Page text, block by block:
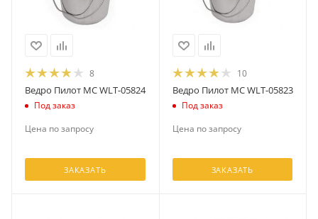
8
Ведро Пилот МС WLT-05824
Под заказ
Цена по запросу
ЗАКАЗАТЬ
10
Ведро Пилот МС WLT-05823
Под заказ
Цена по запросу
ЗАКАЗАТЬ